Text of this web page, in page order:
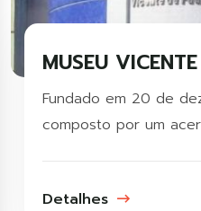
MUSEU
Fundado em 20 de
composto por um
Detalhes